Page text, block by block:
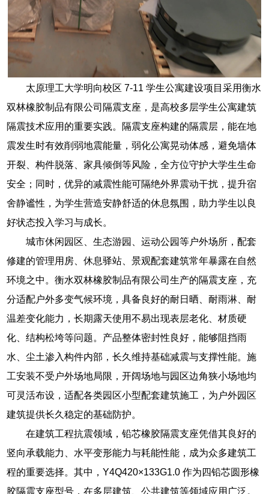
太原理工大学明向校区 7-11 学生公寓建设项目采用衡水
双林橡胶制品有限公司隔震支座，是高校多层学生公寓建筑
隔震技术应用的重要实践。隔震支座构建的隔震层，能在地
震发生时有效削弱地震能量，弱化公寓晃动体感，避免墙体
开裂、构件脱落、家具倾倒等风险，全方位守护大学生生命
安全；同时，优异的减震性能可隔绝外界震动干扰，提升宿
舍静谧性，为学生营造安静舒适的休息氛围，助力学生以良
好状态投入学习与成长。
城市休闲园区、生态游园、运动公园等户外场所，配套
修建的管理用房、休息驿站、景观配套建筑常年暴露在自然
环境之中。衡水双林橡胶制品有限公司生产的隔震支座，充
分适配户外多变气候环境，具备良好的耐日晒、耐雨淋、耐
温差变化能力，长期露天使用不易出现表层老化、材质硬
化、结构松垮等问题。产品整体密封性良好，能够阻挡雨
水、尘土渗入构件内部，长久维持基础减震与支撑性能。施
工安装不受户外场地局限，开阔场地与园区边角狭小场地均
可灵活布设，适配各类园区小型配套建筑施工，为户外园区
建筑提供长久稳定的基础防护。
在建筑工程抗震领域，铅芯橡胶隔震支座凭借其良好的
竖向承载能力、水平变形能力与耗能性能，成为众多建筑工
程的重要选择。其中，Y4Q420×133G1.0 作为四铅芯圆形橡
胶隔震支座型号，在多层建筑、公共建筑等领域应用广泛。